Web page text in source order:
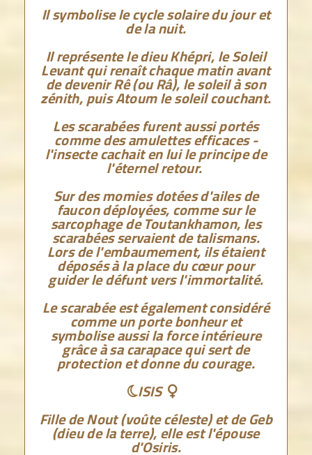
Il symbolise le cycle solaire du jour et
de la nuit.
Il représente le dieu Khépri, le Soleil
Levant qui renaît chaque matin avant
de devenir Rê (ou Râ), le soleil à son
zénith, puis Atoum le soleil couchant.
Les scarabées furent aussi portés
comme des amulettes efficaces -
l'insecte cachait en lui le principe de
l'éternel retour.
Sur des momies dotées d'ailes de
faucon déployées, comme sur le
sarcophage de Toutankhamon, les
scarabées servaient de talismans.
Lors de l'embaumement, ils étaient
déposés à la place du cœur pour
guider le défunt vers l'immortalité.
Le scarabée est également considéré
comme un porte bonheur et
symbolise aussi la force intérieure
grâce à sa carapace qui sert de
protection et donne du courage.
ISIS 
Fille de Nout (voûte céleste) et de Geb
(dieu de la terre), elle est l'épouse
d'Osiris.